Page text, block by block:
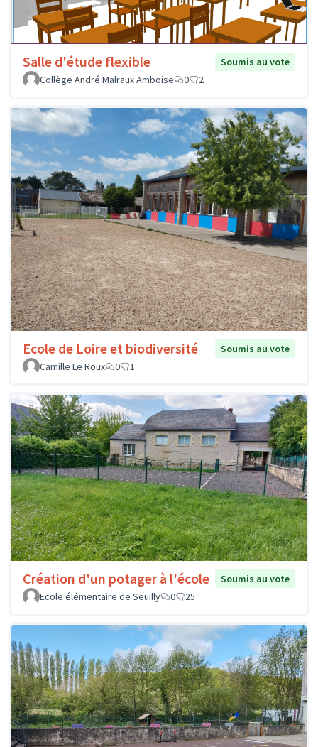
Salle d'étude flexible
Soumis au vote
Collège André Malraux Amboise
0 2
Ecole de Loire et biodiversité
Soumis au vote
Camille Le Roux
0 1
Création d'un potager à l'école
Soumis au vote
Ecole élémentaire de Seuilly
0 25